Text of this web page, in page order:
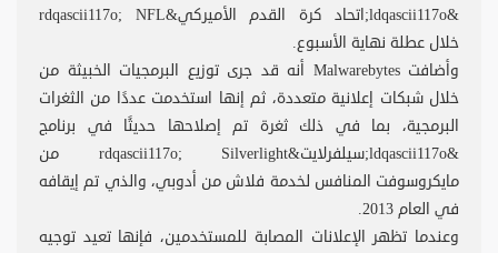
&ldqascii117o;اتحاد كرة القدم الأميركي&rdqascii117o; NFL
خلال عطلة نهاية الأسبوع.
وأضافت Malwarebytes أنه قد جرى توزيع البرمجيات الخبيثة من
خلال شبكات إعلانية متعددة، ثم إنها استخدمت عددًا من الثغرات
البرمجية، بما في ذلك ثغرة تم إصلاحها حديثًا في برنامج
&ldqascii117o;سيلفرلايت&rdqascii117o; Silverlight من
مايكروسوفت المنافس لخدمة فلاش من أدوبي، والذي تم إيقافه
في العام 2013.
وعندما تظهر الإعلانات المصابة للمستخدمين، فإنها تعيد توجيه